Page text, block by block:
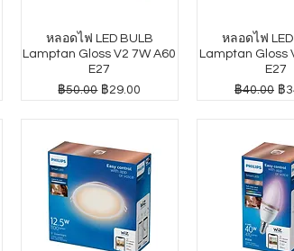
หลอดไฟ LED BULB
Lamptan Gloss V2 7W A60
E27
ราคาปกติ
฿50.00 ราคาขายลด
฿29.00
หลอดไฟ
Lamptan Gloss
E27
ราคาปกติ
฿40.00 ร
฿